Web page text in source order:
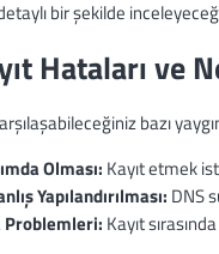
bir şekilde
Hataları ve
bazı
Olması: Kayıt etmek
Yapılandırılması: DNS
Kayıt